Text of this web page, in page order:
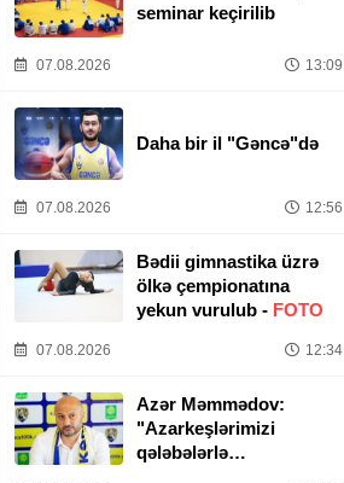
seminar keçirilib
07.08.2026 13:09
Daha bir il "Gəncə"də
07.08.2026 12:56
Bədii gimnastika üzrə
ölkə çempionatına
yekun vurulub - FOTO
07.08.2026 12:34
Azər Məmmədov:
"Azarkeşlərimizi
qələbələrlə